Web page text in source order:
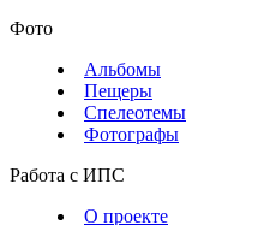
Фото
Альбомы
Пещеры
Спелеотемы
Фотографы
Работа с ИПС
О проекте